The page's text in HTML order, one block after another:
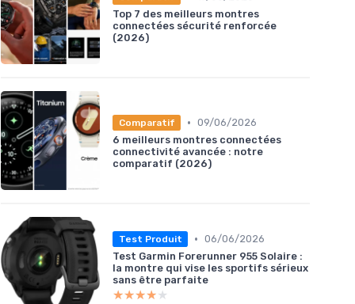
Top 7 des meilleurs montres
connectées sécurité renforcée
(2026)
Comparatif • 09/06/2026
6 meilleurs montres connectées
connectivité avancée : notre
comparatif (2026)
Test Produit • 06/06/2026
Test Garmin Forerunner 955 Solaire :
la montre qui vise les sportifs sérieux
sans être parfaite
★★★★★
★★★★★